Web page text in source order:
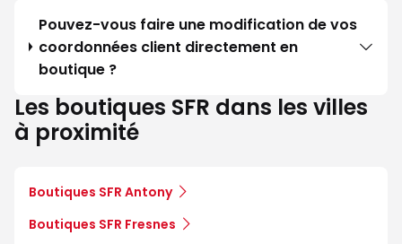
Pouvez-vous faire une modification de vos
coordonnées client directement en
boutique ?
Les boutiques SFR dans les villes
à proximité
Boutiques SFR Antony
Boutiques SFR Fresnes